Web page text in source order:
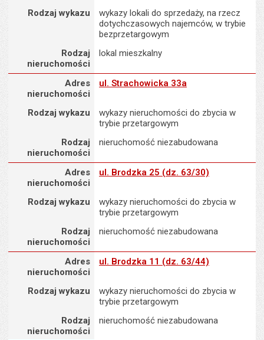
Rodzaj wykazu
wykazy lokali do sprzedaży, na rzecz
dotychczasowych najemców, w trybie
bezprzetargowym
Rodzaj
nieruchomości
lokal mieszkalny
Adres nieruchomości
Adres
nieruchomości
ul. Strachowicka 33a
Rodzaj wykazu
wykazy nieruchomości do zbycia w
trybie przetargowym
Rodzaj
nieruchomości
nieruchomość niezabudowana
Adres nieruchomości
Adres
nieruchomości
ul. Brodzka 25 (dz. 63/30)
Rodzaj wykazu
wykazy nieruchomości do zbycia w
trybie przetargowym
Rodzaj
nieruchomości
nieruchomość niezabudowana
Adres nieruchomości
Adres
nieruchomości
ul. Brodzka 11 (dz. 63/44)
Rodzaj wykazu
wykazy nieruchomości do zbycia w
trybie przetargowym
Rodzaj
nieruchomości
nieruchomość niezabudowana